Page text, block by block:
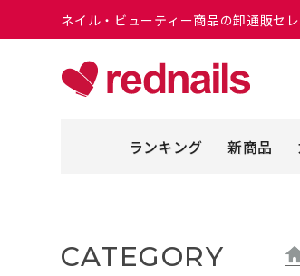
ネイル・ビューティー商品の卸通販セ
ランキング 新商品
CATEGORY